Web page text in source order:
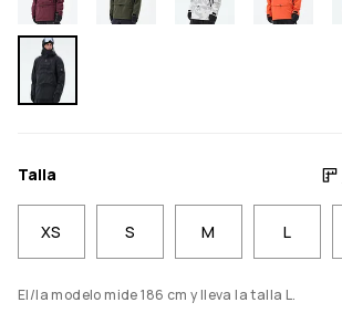
Talla
XS S M L
El/la modelo mide 186 cm y lleva la talla L.